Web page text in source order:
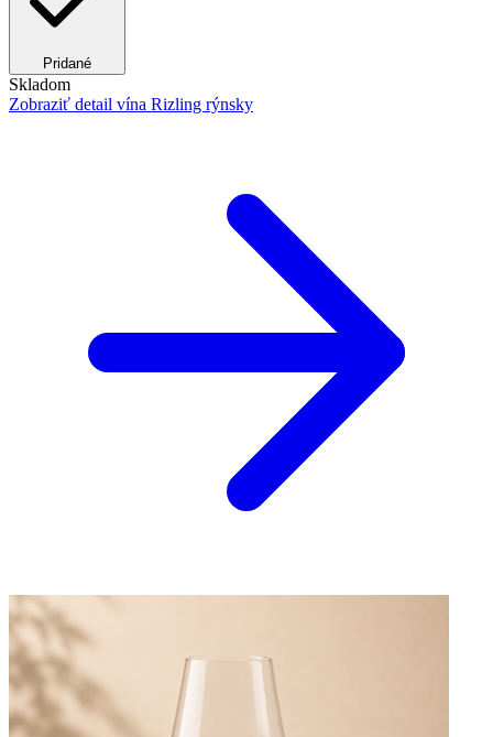
Pridané
Skladom
Zobraziť detail vína Rizling rýnsky